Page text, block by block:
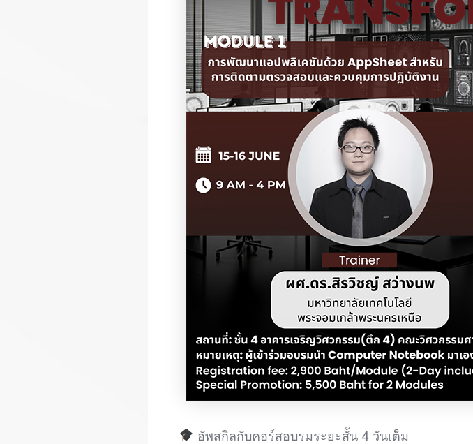
อัพสกิลกับคอร์สอบรมระยะสั้น 4 วันเต็ม